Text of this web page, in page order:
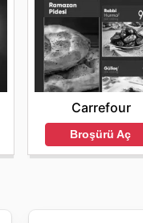
Carrefour
Broşürü Aç